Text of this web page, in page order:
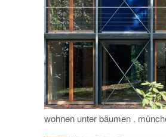
wohnen unter bäumen .